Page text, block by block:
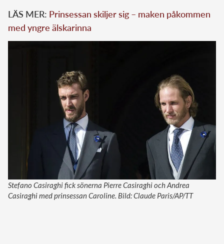
LÄS MER: Prinsessan skiljer sig – maken påkommen
med yngre älskarinna
Stefano Casiraghi fick sönerna Pierre Casiraghi och Andrea
Casiraghi med prinsessan Caroline. Bild: Claude Paris/AP/TT